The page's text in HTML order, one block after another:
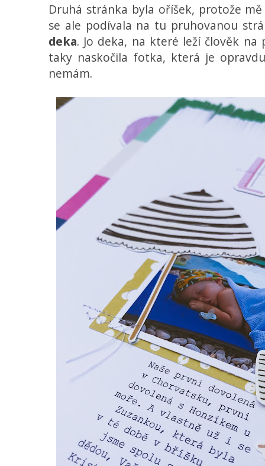
Druhá stránka byla oříšek, protože
se ale podívala na tu pruhovanou
deka. Jo deka, na které leží člověk
taky naskočila fotka, která je
nemám.